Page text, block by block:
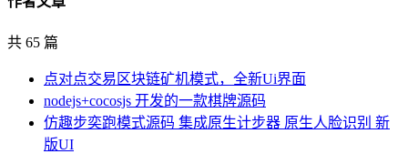
共 65 篇
点对点交易区块链矿机模式，全新Ui界面
nodejs+cocosjs 开发的一款棋牌源码
仿趣步奕跑模式源码 集成原生计步器 原生人脸识别 新
版UI